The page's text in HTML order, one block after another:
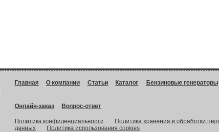
Главная О компании Статьи Каталог Бензиновые генераторы
Онлайн-заказ Вопрос-ответ
Политика конфиденциальности
Политика хранения и обработки
данных
Политика использования cookies